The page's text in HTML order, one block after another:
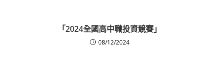
「2024全國高中職投資競賽」
08/12/2024